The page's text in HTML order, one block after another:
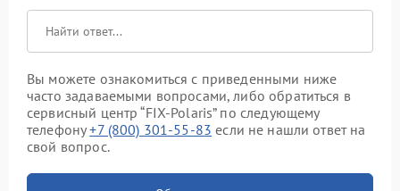
Вы можете ознакомиться с приведенными ниже
часто задаваемыми вопросами, либо обратиться в
сервисный центр “FIX-Polaris” по следующему
телефону+7 (800) 301-55-83 если не нашли ответ на
свой вопрос.